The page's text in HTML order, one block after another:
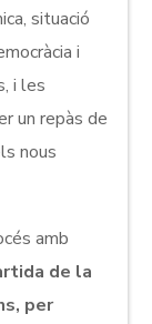
situació
i
i les
un repàs de
nous
amb
de la
per